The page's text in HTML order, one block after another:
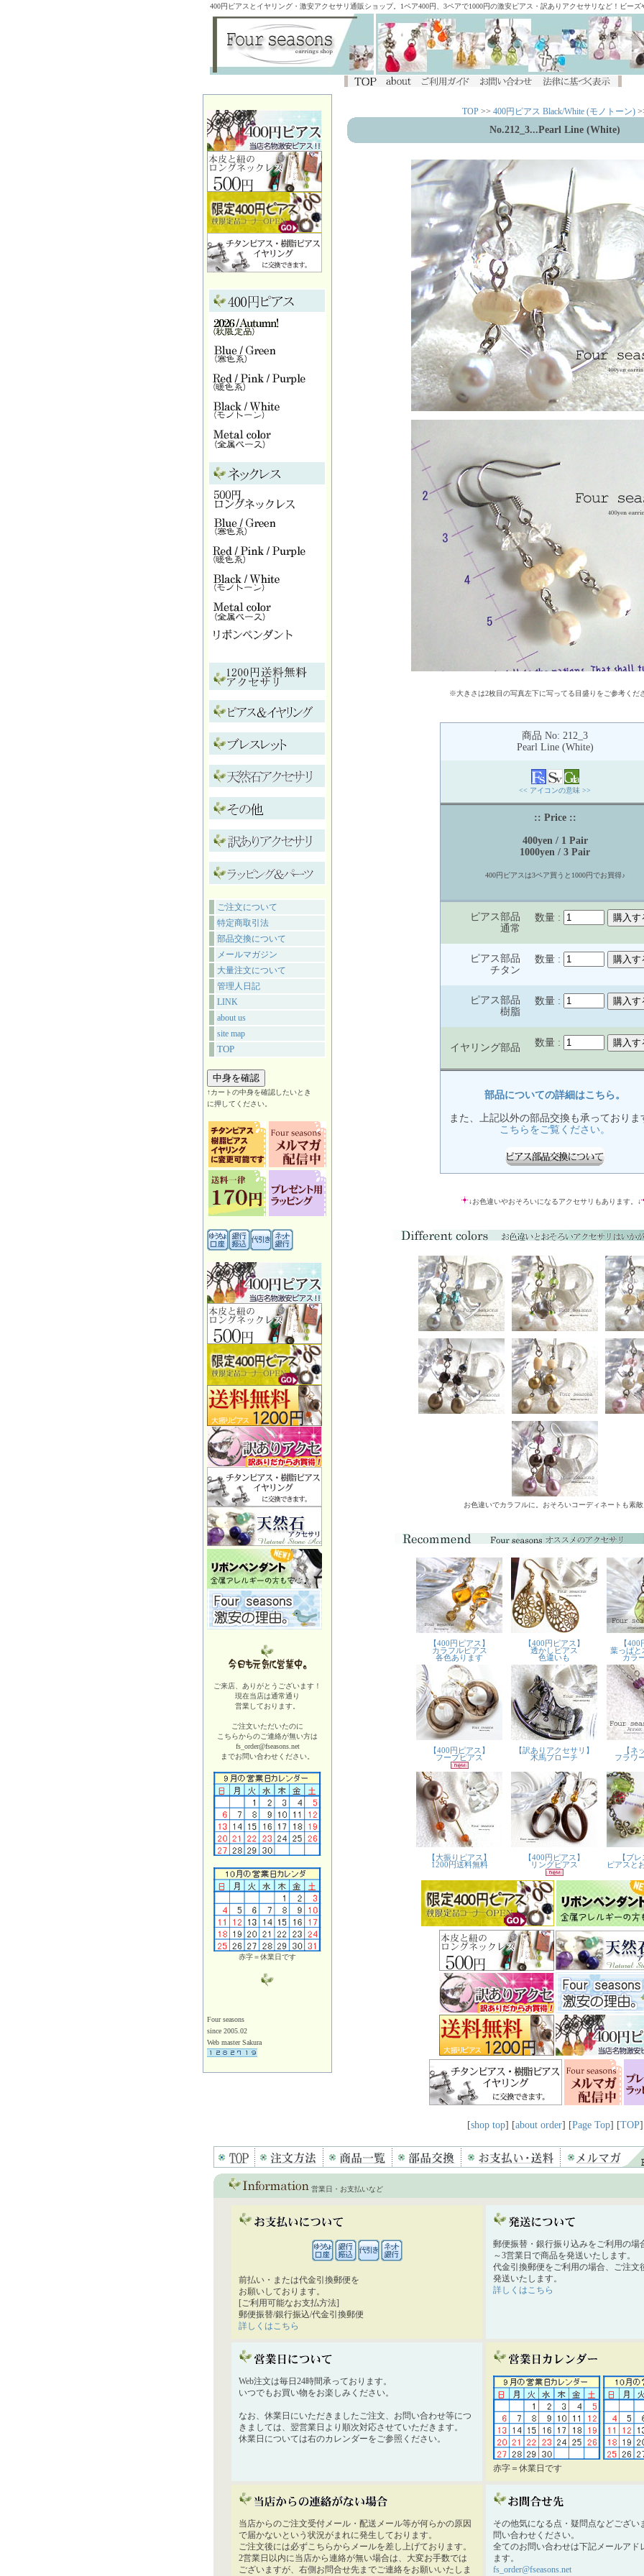
400円ピアスとイヤリング・激安アクセサリ通販ショップ。1ペア400円、3ペアで1000円の激安ピアス・訳ありアクセサリなど！ビー
ご注文について
特定商取引法
部品交換について
メールマガジン
大量注文について
管理人日記
LINK
about us
site map
TOP
↑カートの中身を確認したいとき
に押してください。
ご来店、ありがとうございます！
現在当店は通常通り
営業しております。
ご注文いただいたのに
こちらからのご連絡が無い方は
fs_order@fseasons.net
までお問い合わせください。
赤字＝休業日です
Four seasons
since 2005.02
Web master Sakura
TOP >> 400円ピアス Black/White (モノトーン)
No.212_3...Pearl Line (White)
※大きさは2枚目の写真左下に写ってる目盛りをご参考くだ
商品 No: 212_3
Pearl Line (White)
<< アイコンの意味 >>
:: Price ::
400yen / 1 Pair
1000yen / 3 Pair
400円ピアスは3ペア買うと1000円でお買得♪
ピアス部品
通常
数量 :
ピアス部品
チタン
数量 :
ピアス部品
樹脂
数量 :
イヤリング部品 数量 :
部品についての詳細はこちら。
また、上記以外の部品交換も承っておりま
こちらをご覧ください。
↓お色違いやおそろいになるアクセサリもあります。↓
お色違いでカラフルに。おそろいコーディネートも素敵
[shop top] [about order] [Page Top] [TOP]
営業日・お支払いなど
前払い・または代金引換郵便を
お願いしております。
[ご利用可能なお支払方法]
郵便振替/銀行振込/代金引換郵便
詳しくはこちら
郵便振替・銀行振り込みをご利用の場
～3営業日で商品を発送いたします。
代金引換郵便をご利用の場合、ご注文
発送いたします。
詳しくはこちら
Web注文は毎日24時間承っております。
いつでもお買い物をお楽しみください。
なお、休業日にいただきましたご注文、お問い合わせ等につ
きましては、翌営業日より順次対応させていただきます。
休業日については右のカレンダーをご参照ください。
赤字＝休業日です
当店からのご注文受付メール・配送メール等が何らかの原因
で届かないという状況がまれに発生しております。
ご注文後には必ずこちらからメールを差し上げております。
2営業日以内に当店から連絡が無い場合は、大変お手数では
ございますが、右側お問合せ先までご連絡をお願いいたしま
その他気になる点・疑問点などござい
問い合わせください。
全てのお問い合わせは下記メールアド
ます。
fs_order@fseasons.net